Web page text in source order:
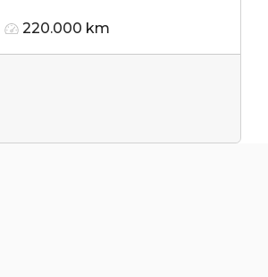
220.000 km